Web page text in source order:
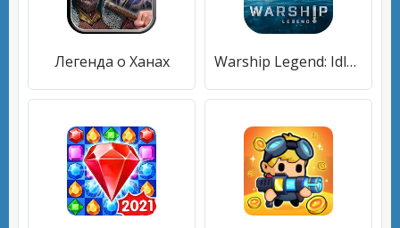
Легенда о Ханах Warship Legend: Idle RPG